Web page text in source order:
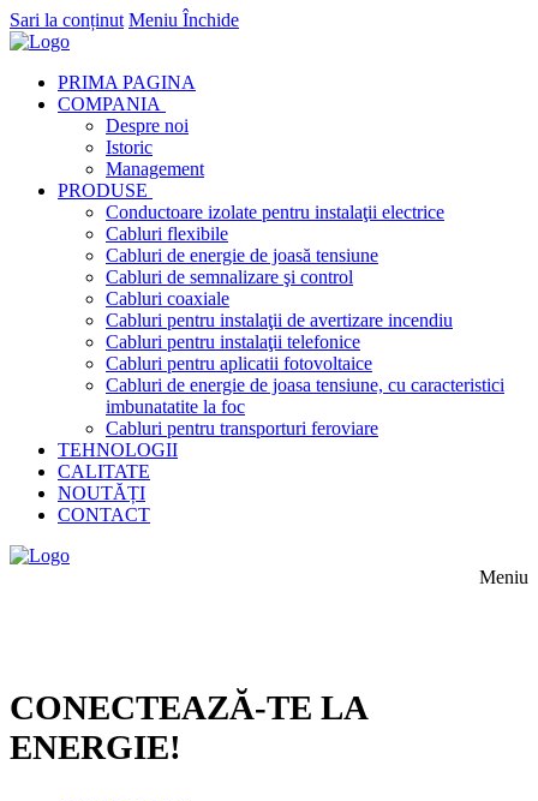
Sari la conținut Meniu Închide
PRIMA PAGINA
COMPANIA
Despre noi
Istoric
Management
PRODUSE
Conductoare izolate pentru instalaţii electrice
Cabluri flexibile
Cabluri de energie de joasă tensiune
Cabluri de semnalizare şi control
Cabluri coaxiale
Cabluri pentru instalaţii de avertizare incendiu
Cabluri pentru instalaţii telefonice
Cabluri pentru aplicatii fotovoltaice
Cabluri de energie de joasa tensiune, cu caracteristici
imbunatatite la foc
Cabluri pentru transporturi feroviare
TEHNOLOGII
CALITATE
NOUTĂȚI
CONTACT
Meniu
CONECTEAZĂ-TE LA
ENERGIE!